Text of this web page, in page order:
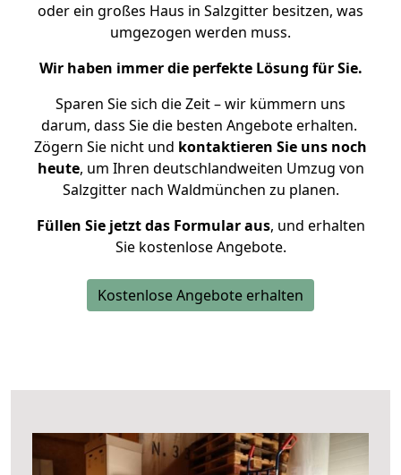
oder ein großes Haus in Salzgitter besitzen, was
umgezogen werden muss.
Wir haben immer die perfekte Lösung für Sie.
Sparen Sie sich die Zeit – wir kümmern uns
darum, dass Sie die besten Angebote erhalten.
Zögern Sie nicht und kontaktieren Sie uns noch
heute, um Ihren deutschlandweiten Umzug von
Salzgitter nach Waldmünchen zu planen.
Füllen Sie jetzt das Formular aus, und erhalten
Sie kostenlose Angebote.
Kostenlose Angebote erhalten